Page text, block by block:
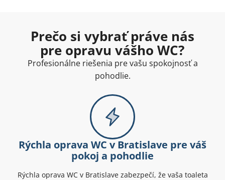
Prečo si vybrať práve nás
pre opravu vášho WC?
Profesionálne riešenia pre vašu spokojnosť a
pohodlie.
Rýchla oprava WC v Bratislave pre váš
pokoj a pohodlie
Rýchla oprava WC v Bratislave zabezpečí, že vaša toaleta